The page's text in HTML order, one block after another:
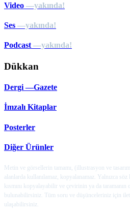
Video —yakında!
Ses —yakında!
Podcast—yakında!
Dükkan
Dergi —Gazete
İmzalı Kitaplar
Posterler
Diğer Ürünler
Metin ve görsellerin tamamı, (illustrasyon ve
alanlarda kullanılamaz, kopyalanamaz. Yalnızca
kısmını kopyalayabilir ve çevirinin ya da
bulunabilirsiniz. Tüm soru ve düşünceleriniz için
ulaşabilirsiniz.